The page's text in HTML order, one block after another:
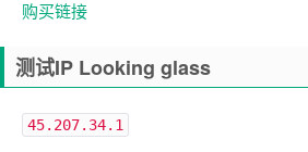
购买链接
测试IP Looking glass
45.207.34.1